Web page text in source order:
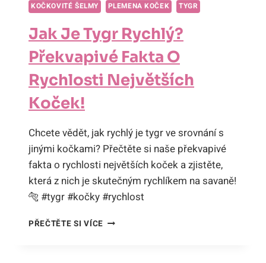
KOČKOVITÉ ŠELMY PLEMENA KOČEK TYGR
Jak Je Tygr Rychlý?
Překvapivé Fakta O
Rychlosti Největších
Koček!
Chcete vědět, jak rychlý je tygr ve srovnání s
jinými kočkami? Přečtěte si naše překvapivé
fakta o rychlosti největších koček a zjistěte,
která z nich je skutečným rychlíkem na savaně!
🐅 #tygr #kočky #rychlost
PŘEČTĚTE SI VÍCEJAK